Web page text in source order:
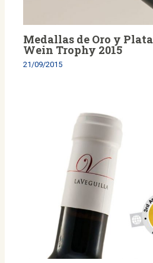
Medallas de Oro y
Wein Trophy 2015
21/09/2015